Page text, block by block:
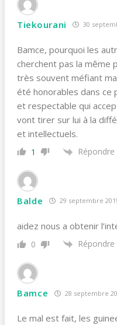
Tiekourani 30
Bamce, pourquoi les
cherchent pas la même
très souvent méfiant
été honorables dans ce
et respectable qui
vont tirer sur lui à la
et intellectuels.
1 Répondre
Balde 29 septembre
aidez nous a obtenir
0 Répondre
Bamce 28 septembre
Le mal est fait, les